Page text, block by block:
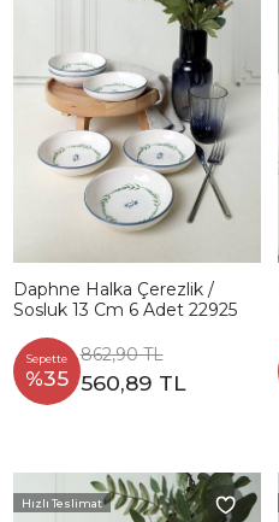
Daphne Halka Çerezlik /
Sosluk 13 Cm 6 Adet 22925
Sepette
%35
862,90 TL
560,89 TL
Hızlı Teslimat